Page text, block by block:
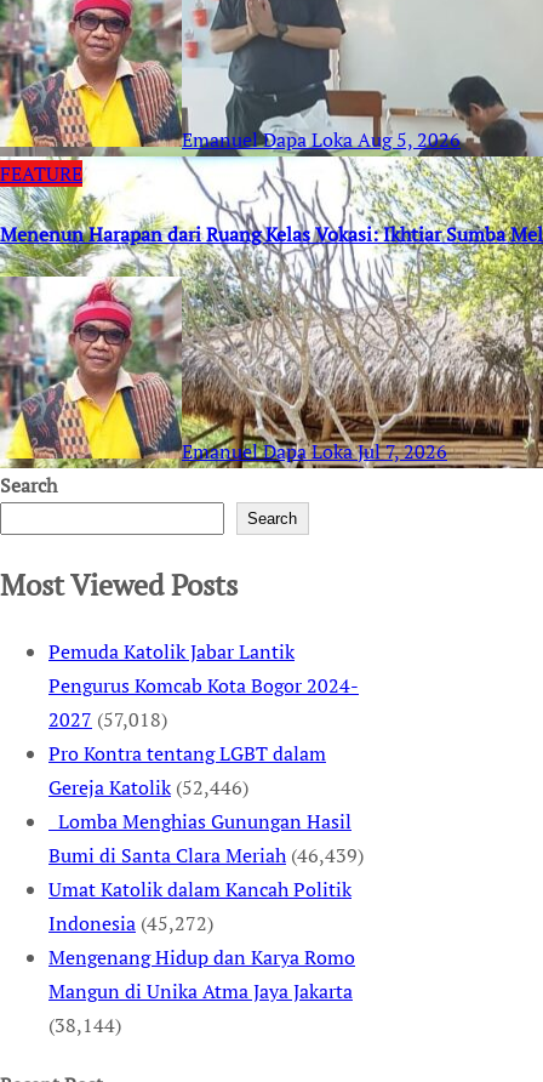
Emanuel Dapa LokaAug 5, 2026
FEATURE
Menenun Harapan dari Ruang Kelas Vokasi: Ikhtiar Sumba
Emanuel Dapa LokaJul 7, 2026
Search
Search
Most Viewed Posts
Pemuda Katolik Jabar Lantik
Pengurus Komcab Kota Bogor 2024-
2027 (57,018)
Pro Kontra tentang LGBT dalam
Gereja Katolik (52,446)
Lomba Menghias Gunungan Hasil
Bumi di Santa Clara Meriah (46,439)
Umat Katolik dalam Kancah Politik
Indonesia (45,272)
Mengenang Hidup dan Karya Romo
Mangun di Unika Atma Jaya Jakarta
(38,144)